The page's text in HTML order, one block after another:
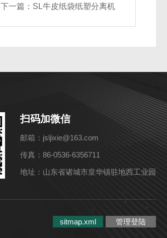
下一篇： SL牛皮纸袋纸塑分离机
扫码加微信
邮箱：jsljixie@163.com
传真：86-0536-6356711
地址：山东省诸城市皇华镇驻地西工业园
sitmap.xml 管理登陆